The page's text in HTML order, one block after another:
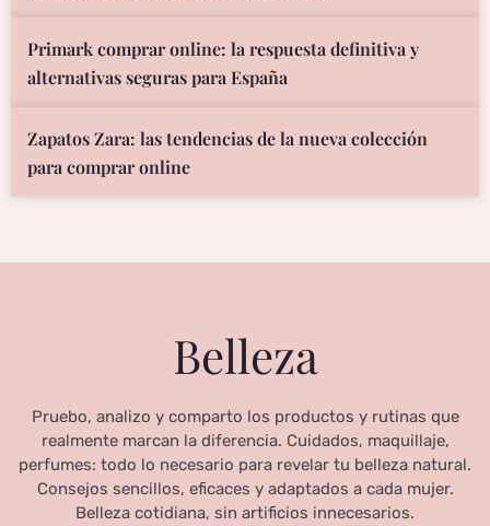
Primark comprar online: la respuesta definitiva y
alternativas seguras para España
Zapatos Zara: las tendencias de la nueva colección
para comprar online
Belleza
Pruebo, analizo y comparto los productos y rutinas que
realmente marcan la diferencia. Cuidados, maquillaje,
perfumes: todo lo necesario para revelar tu belleza natural.
Consejos sencillos, eficaces y adaptados a cada mujer.
Belleza cotidiana, sin artificios innecesarios.